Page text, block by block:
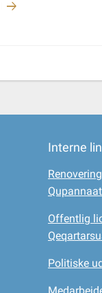
Interne
Offentlig
Politiske